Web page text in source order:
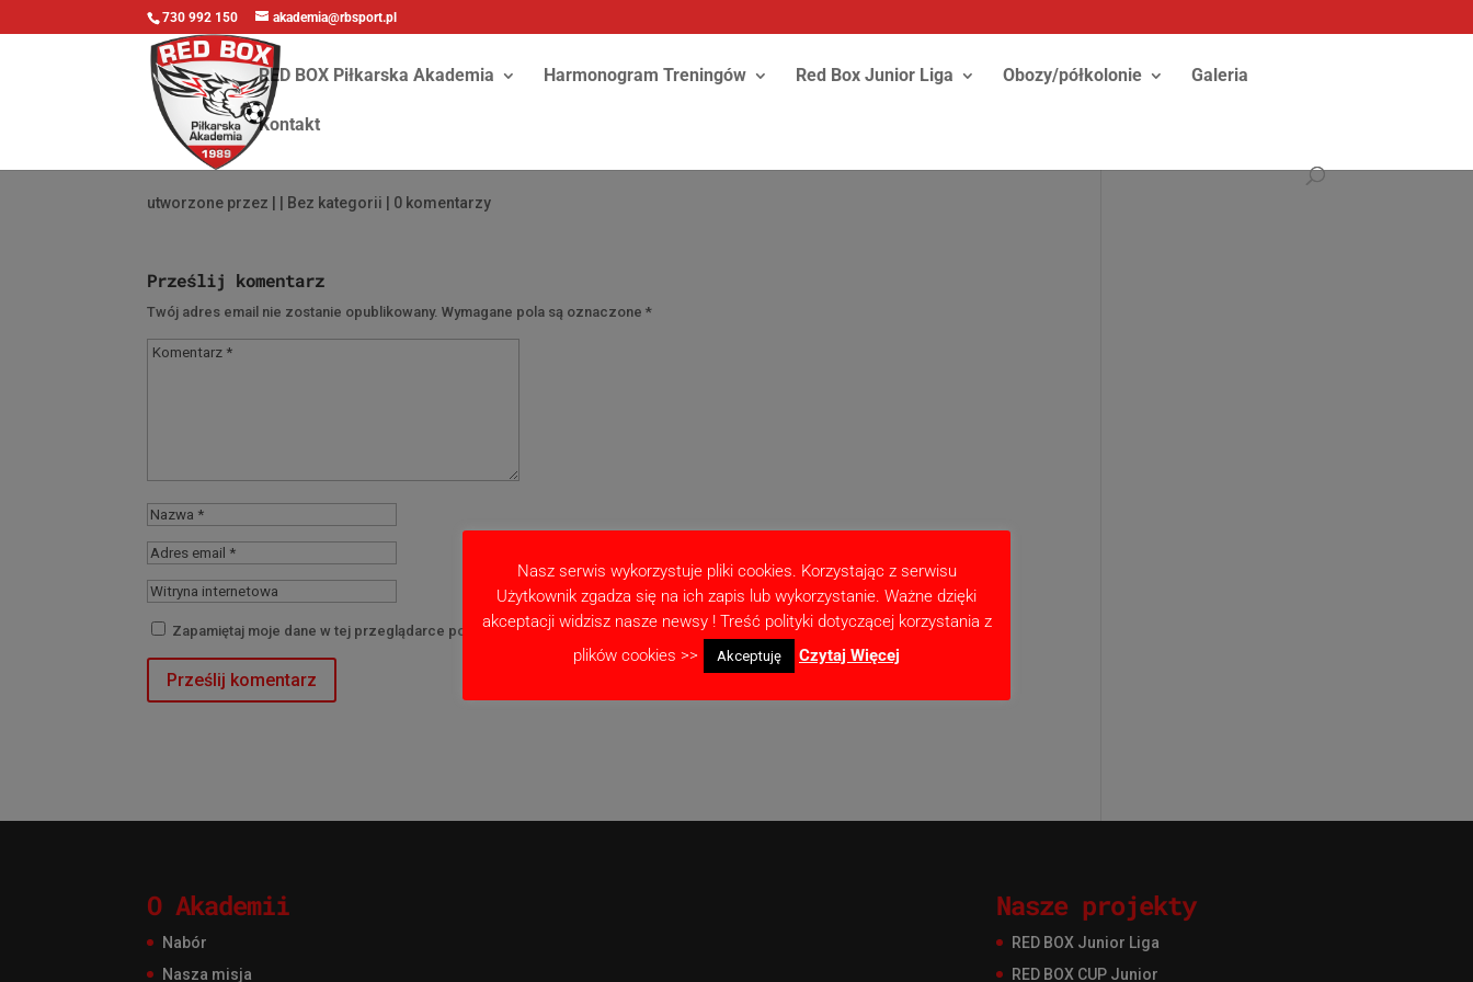
730 992 150 akademia@rbsport.pl
RED BOX Piłkarska Akademia Harmonogram Treningów Red Box Junior Liga Obozy/półkolonie Galeria
Kontakt
utworzone przez | Bez kategorii | 0 komentarzy
Prześlij komentarz
Twój adres email nie zostanie opublikowany. Wymagane pola są oznaczone*
Zapamiętaj moje dane w tej przeglądarce podczas pisania kolejnych komentarzy.
O Akademii
Nabór
Nasza misja
Nasze projekty
RED BOX Junior Liga
RED BOX CUP Junior
Nasz serwis wykorzystuje pliki cookies. Korzystając z serwisu
Użytkownik zgadza się na ich zapis lub wykorzystanie. Ważne dzięki
akceptacji widzisz nasze newsy ! Treść polityki dotyczącej korzystania z
plików cookies >>
Akceptuję Czytaj Więcej